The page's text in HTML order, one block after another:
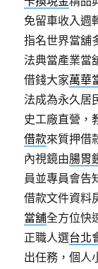
免留車收入週
指名世界當舖
法典當產業當
借錢大家萬華
法成為永久居
史工廠直營，
借款來質押借
內視鏡由腸胃
員並專員會告
借款文件資料
當舖全方位快
正職人選台北
出任務，個人